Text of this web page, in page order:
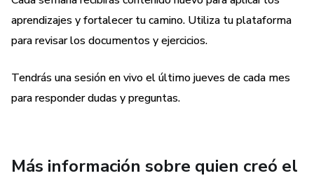
aprendizajes y fortalecer tu camino. Utiliza tu plataforma
para revisar los documentos y ejercicios.
Tendrás una sesión en vivo el último jueves de cada mes
para responder dudas y preguntas.
Más información sobre quien creó el